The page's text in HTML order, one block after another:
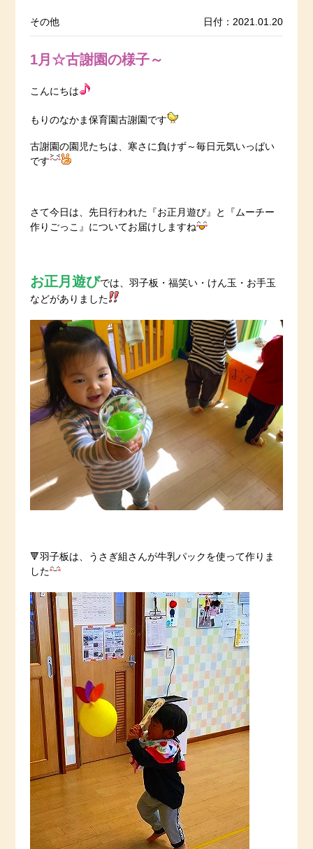
その他 日付：2021.01.20
1月☆古謝園の様子～
こんにちは
もりのなかま保育園古謝園です
古謝園の園児たちは、寒さに負けず～毎日元気いっぱい
です
さて今日は、先日行われた『お正月遊び』と『ムーチー
作りごっこ』についてお届けしますね
お正月遊びでは、羽子板・福笑い・けん玉・お手玉
などがありました
🔻羽子板は、うさぎ組さんが牛乳パックを使って作りま
した